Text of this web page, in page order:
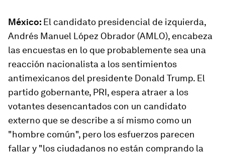
México: El candidato presidencial de izquierda,
Andrés Manuel López Obrador (AMLO), encabeza
las encuestas en lo que probablemente sea una
reacción nacionalista a los sentimientos
antimexicanos del presidente Donald Trump. El
partido gobernante, PRI, espera atraer a los
votantes desencantados con un candidato
externo que se describe a sí mismo como un
"hombre común", pero los esfuerzos parecen
fallar y "los ciudadanos no están comprando la